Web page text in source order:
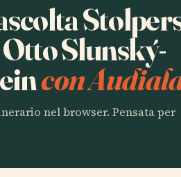
Slunský-
con
nel browser. Pensata per